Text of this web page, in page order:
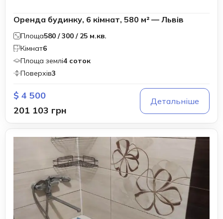
Оренда будинку, 6 кімнат, 580 м² — Львів
Площа580 / 300 / 25 м.кв.
Кімнат6
Площа землі4 соток
Поверхів3
$ 4 500
201 103 грн
Детальніше